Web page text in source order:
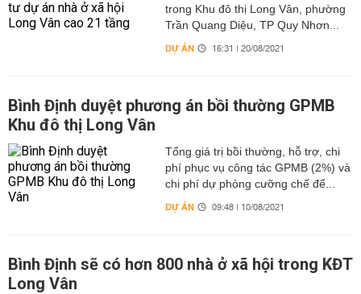
trong Khu đô thị Long Vân, phường
Trần Quang Diệu, TP Quy Nhơn...
DỰ ÁN 16:31 | 20/08/2021
Bình Định duyệt phương án bồi thường GPMB
Khu đô thị Long Vân
Tổng giá trị bồi thường, hỗ trợ, chi
phí phục vụ công tác GPMB (2%) và
chi phí dự phòng cưỡng chế để...
DỰ ÁN 09:48 | 10/08/2021
Bình Định sẽ có hơn 800 nhà ở xã hội trong KĐT
Long Vân